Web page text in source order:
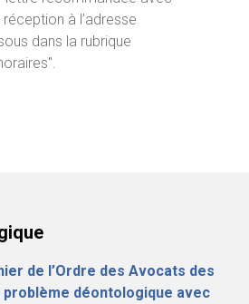
à l’adresse
dans la rubrique
de l’Ordre des Avocats des
problème déontologique avec